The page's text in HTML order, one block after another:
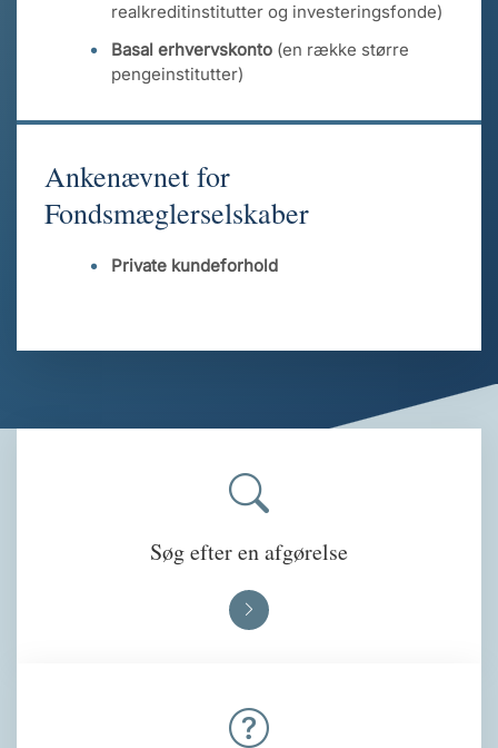
realkreditinstitutter og investeringsfonde)
Basal erhvervskonto (en række større
pengeinstitutter)
Ankenævnet for
Fondsmæglerselskaber
Private kundeforhold
Søg efter en afgørelse